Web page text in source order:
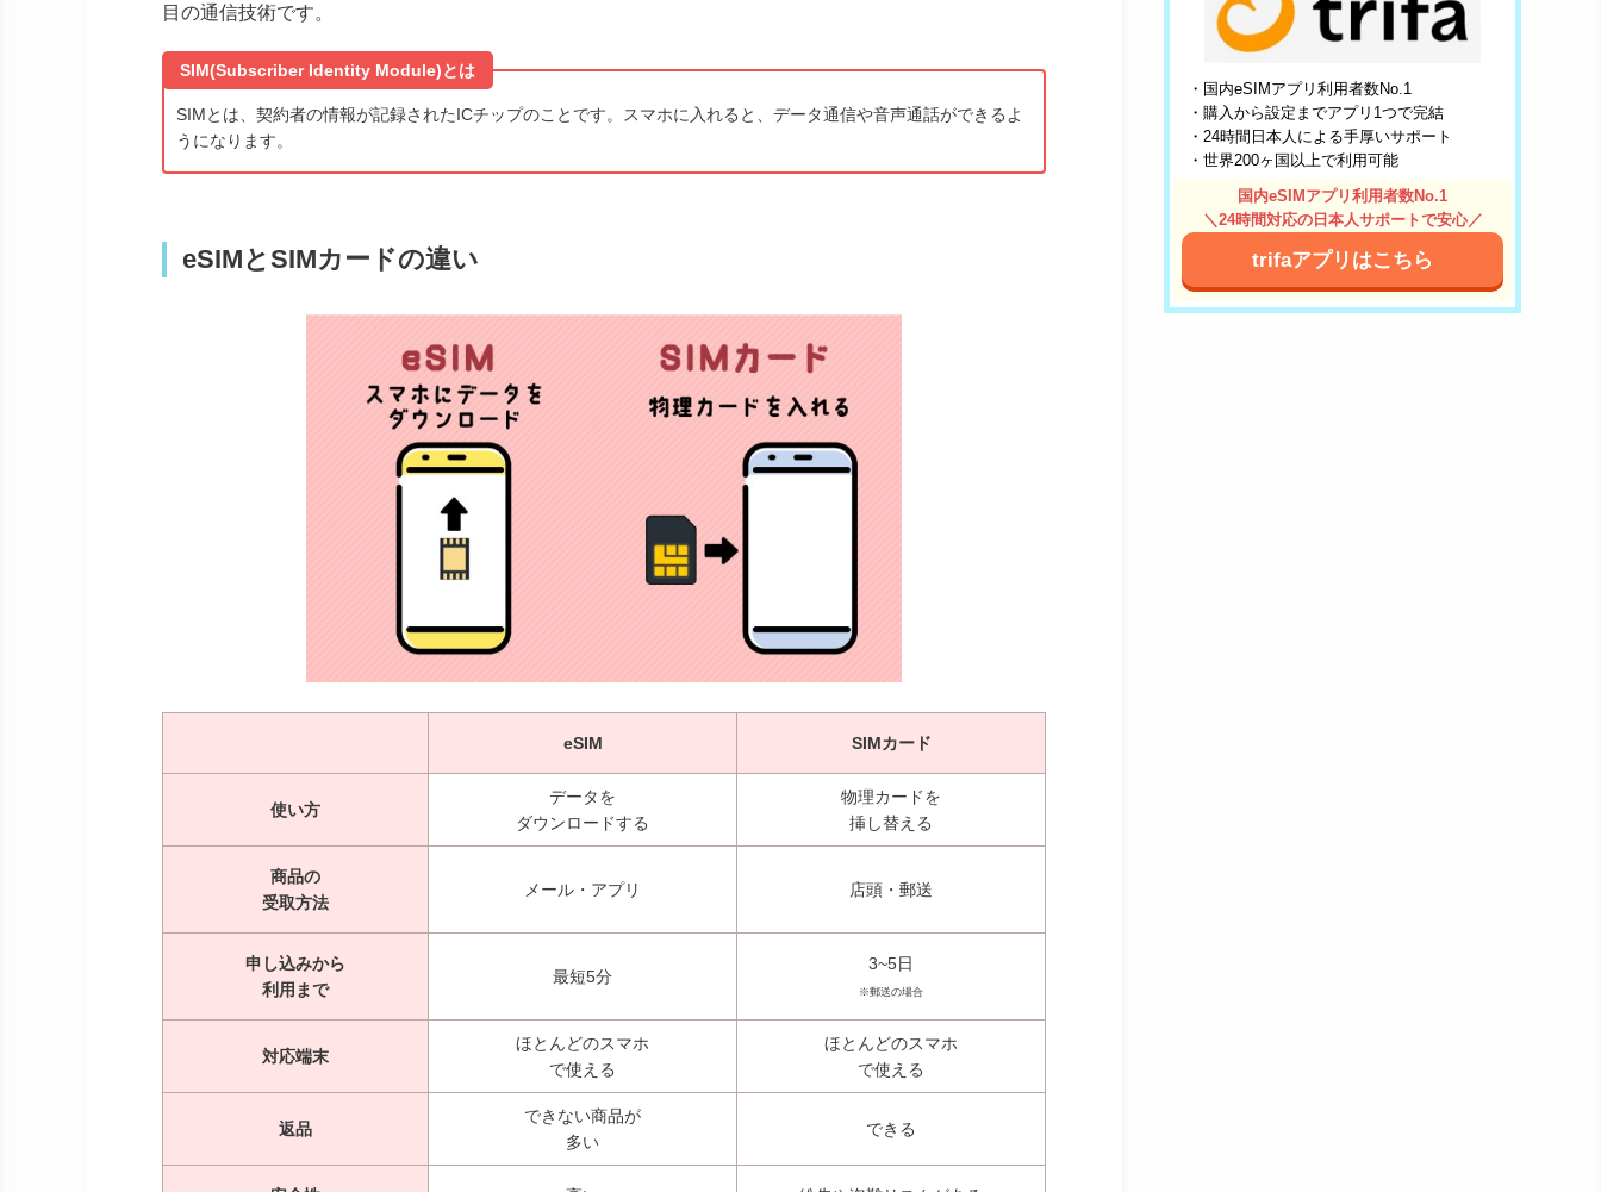
目の通信技術です。
SIM(Subscriber Identity Module)とは
SIMとは、契約者の情報が記録されたICチップのことです。スマホに入れると、データ通信や音声通話ができるよ
うになります。
eSIMとSIMカードの違い
eSIM SIMカード
使い方
データを
ダウンロードする
物理カードを
挿し替える
商品の
受取方法
メール・アプリ 店頭・郵送
申し込みから
利用まで
最短5分
3~5日
※郵送の場合
対応端末
ほとんどのスマホ
で使える
ほとんどのスマホ
で使える
返品
できない商品が
多い
できる
・国内eSIMアプリ利用者数No.1
・購入から設定までアプリ1つで完結
・24時間日本人による手厚いサポート
・世界200ヶ国以上で利用可能
国内eSIMアプリ利用者数No.1
＼24時間対応の日本人サポートで安心／
trifaアプリはこちら